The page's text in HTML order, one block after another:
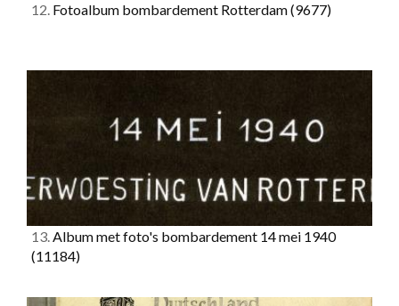
12. Fotoalbum bombardement Rotterdam(9677)
13.Album met foto's bombardement 14 mei 1940
(11184)